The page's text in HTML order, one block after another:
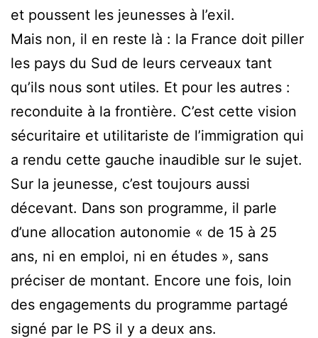
et poussent les jeunesses à l’exil.
Mais non, il en reste là : la France doit piller
les pays du Sud de leurs cerveaux tant
qu’ils nous sont utiles. Et pour les autres :
reconduite à la frontière. C’est cette vision
sécuritaire et utilitariste de l’immigration qui
a rendu cette gauche inaudible sur le sujet.
Sur la jeunesse, c’est toujours aussi
décevant. Dans son programme, il parle
d’une allocation autonomie « de 15 à 25
ans, ni en emploi, ni en études », sans
préciser de montant. Encore une fois, loin
des engagements du programme partagé
signé par le PS il y a deux ans.